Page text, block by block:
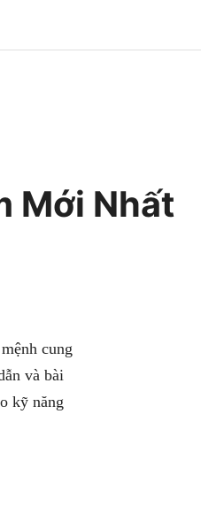
Mới Nhất
cung
và bài
kỹ năng